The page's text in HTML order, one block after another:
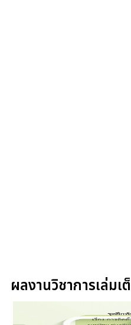
ผลงานวิชาการเล่มเ